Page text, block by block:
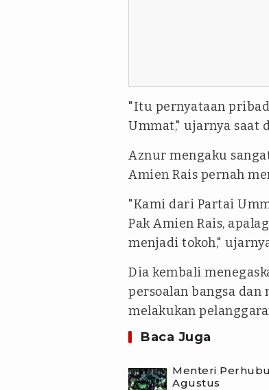
"Itu pernyataan
Ummat," ujarnya saat
Aznur mengaku
Amien Rais pernah
"Kami dari Partai
Pak Amien Rais,
menjadi tokoh,"
Dia kembali
persoalan bangsa
melakukan
Baca Juga
Menteri
Agustus